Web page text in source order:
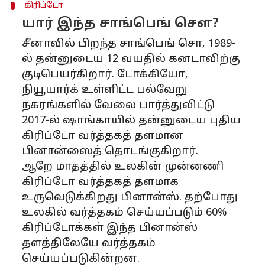
கிரிப்டோ
யார் இந்த சாங்பெங் சௌ?
சீனாவில் பிறந்த சாங்பெங் சொ, 1989-
ல் தன்னுடைய 12 வயதில் கனடாவிற்கு
குடிபெயர்கிறார். டோக்கியோ,
நியூயார்க் உள்ளிட்ட பல்வேறு
நகரங்களில் வேலை பார்த்துவிட்டு
2017-ல் ஷாங்காயில் தன்னுடைய புதிய
கிரிப்டோ வர்த்தகத் தளமான
பினான்ஸைத் தொடங்குகிறார்.
ஆறே மாதத்தில் உலகின் முன்னணி
கிரிப்டோ வர்த்தகத் தளமாக
உருவெடுக்கிறது பினான்ஸ். தற்போது
உலகில் வர்த்தகம் செய்யப்படும் 60%
கிரிப்டோக்கள் இந்த பினான்ஸ்
தளத்திலேயே வர்த்தகம்
செய்யப்படுகின்றன.